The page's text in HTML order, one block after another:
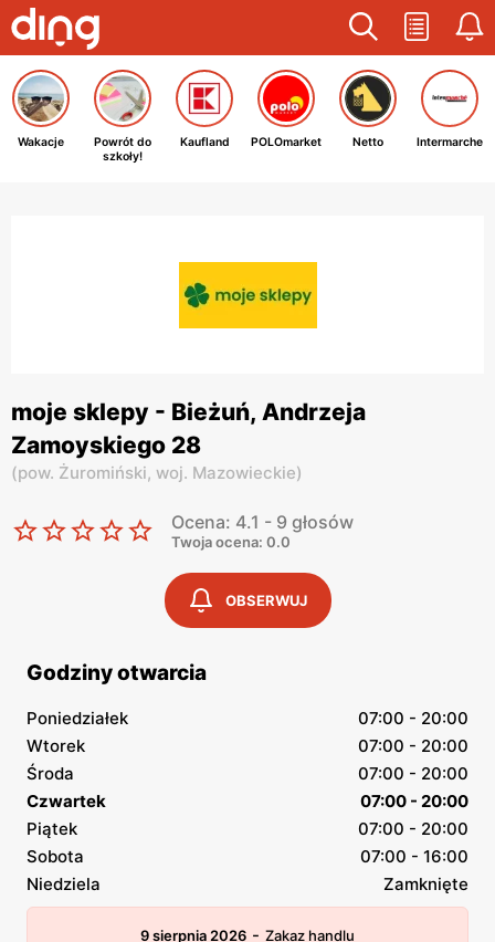
Wakacje
Powrót do
szkoły!
Kaufland POLOmarket Netto Intermarche
moje sklepy - Bieżuń, Andrzeja
Zamoyskiego 28
(pow. Żuromiński, woj. Mazowieckie)
Ocena: 4.1 - 9 głosów
Twoja ocena: 0.0
OBSERWUJ
Godziny otwarcia
Poniedziałek
07:00 - 20:00
Wtorek
07:00 - 20:00
Środa
07:00 - 20:00
Czwartek
07:00 - 20:00
Piątek
07:00 - 20:00
Sobota
07:00 - 16:00
Niedziela
Zamknięte
9 sierpnia 2026 - Zakaz handlu